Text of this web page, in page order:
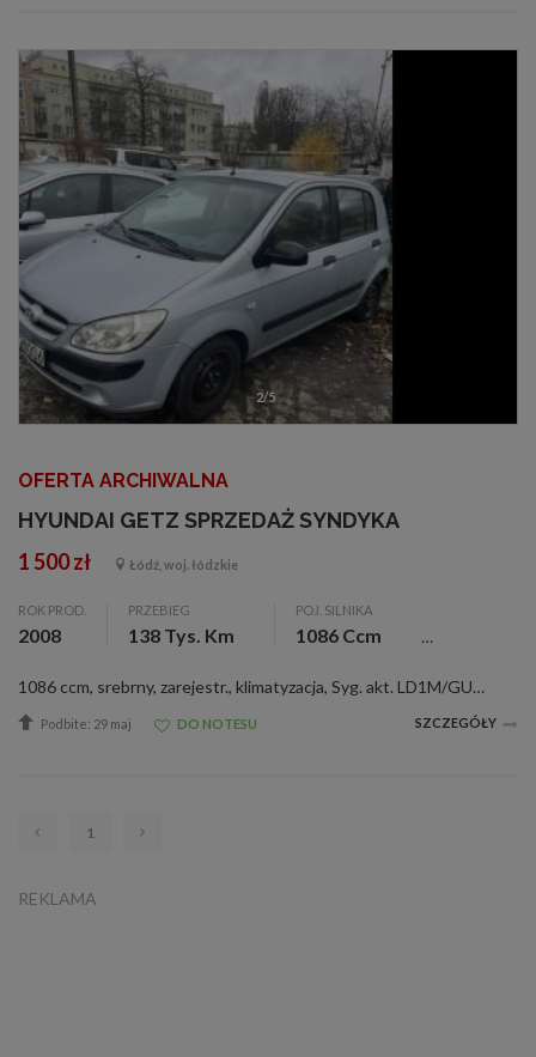
2/5
OFERTA ARCHIWALNA
HYUNDAI GETZ SPRZEDAŻ SYNDYKA
1 500 zł Łódź, woj. łódzkie
ROK PROD.
2008
PRZEBIEG
138 Tys. Km
POJ. SILNIKA
1086 Ccm
1086 ccm, srebrny, zarejestr., klimatyzacja, Syg. akt. LD1M/GUp-s/131/2026 OGŁOSZENIE Syndyk masy upadłości osoby fizycznej nieprowadzącej działalności gospodarczej sprzeda z wolnej ręki w trybie konkursu ofert: Samochód osobowy marki Hyundai...
Podbite: 29 maj DO NOTESU SZCZEGÓŁY
1
REKLAMA